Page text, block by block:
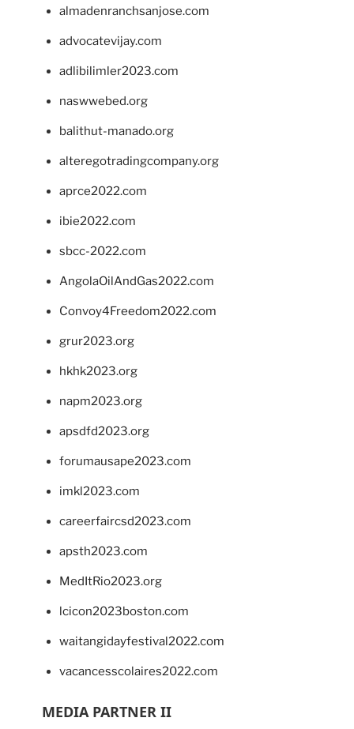
almadenranchsanjose.com
advocatevijay.com
adlibilimler2023.com
naswwebed.org
balithut-manado.org
alteregotradingcompany.org
aprce2022.com
ibie2022.com
sbcc-2022.com
AngolaOilAndGas2022.com
Convoy4Freedom2022.com
grur2023.org
hkhk2023.org
napm2023.org
apsdfd2023.org
forumausape2023.com
imkl2023.com
careerfaircsd2023.com
apsth2023.com
MedItRio2023.org
lcicon2023boston.com
waitangidayfestival2022.com
vacancesscolaires2022.com
MEDIA PARTNER II